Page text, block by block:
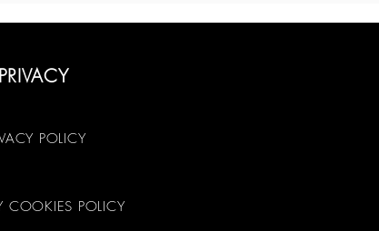
PRIVACY
POLICY
COOKIES POLICY